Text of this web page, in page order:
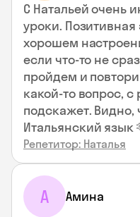
С Натальей очень
уроки. Позитивная
хорошем
если что-то не
пройдем и
какой-то вопрос,
подскажет. Видно,
Итальянский
Репетитор: Наталья
А Амина